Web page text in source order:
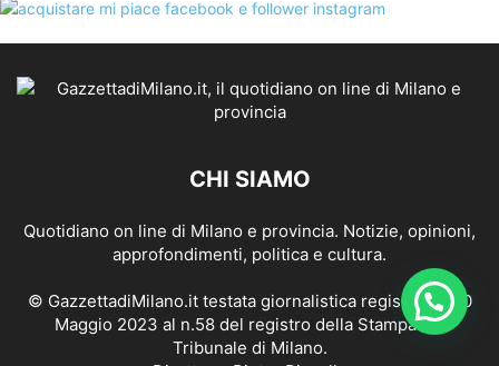
CHI SIAMO
Quotidiano on line di Milano e provincia. Notizie, opinioni,
approfondimenti, politica e cultura.
© GazzettadiMilano.it testata giornalistica registrata il 10
Maggio 2023 al n.58 del registro della Stampa del
Tribunale di Milano.